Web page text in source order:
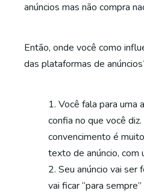
anúncios mas não compra
Então, onde você como
das plataformas de
Você fala para uma
confia no que você
convencimento é
texto de anúncio, com
Seu anúncio vai ser
vai ficar “para